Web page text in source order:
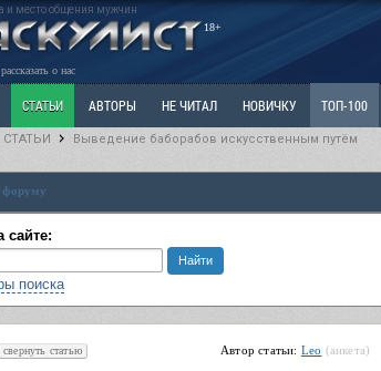
и место общения мужчин
18+
рассказать о нас
СТАТЬИ АВТОРЫ НЕ ЧИТАЛ НОВИЧКУ ТОП-100
или Развожусь. САНЧАС Ветка: Наболевшее. Выскажись!
СТАТЬИ Выведение баборабов искусственным путём
форуму
сайте:
поиска
свернуть статью Автор статьи: Leo (анкета)